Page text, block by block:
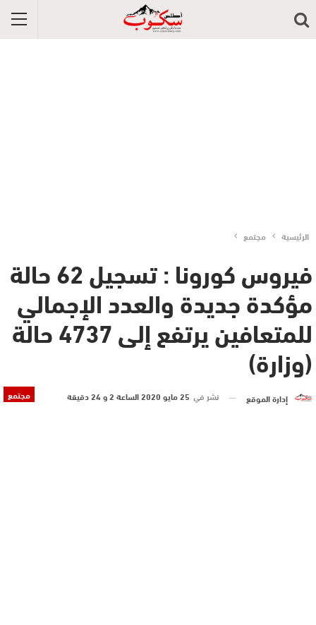
الرئيسية مجتمع
فيروس كورونا : تسجيل 62 حالة
مؤكدة جديدة والعدد الإجمالي
للمتعافين يرتفع إلى 4737 حالة
(وزارة)
مجتمع إدارة الموقع نشر في 25 مايو 2020 الساعة 2 و 24 دقيقة